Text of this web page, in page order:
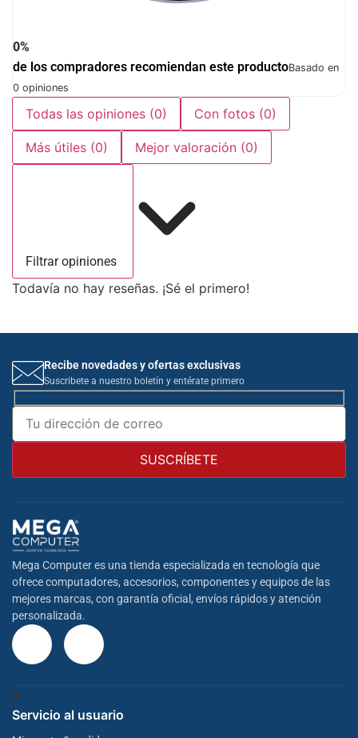
0%
de los compradores recomiendan este productoBasado en
0 opiniones
Todas las opiniones (0) Con fotos (0)
Más útiles (0) Mejor valoración (0)
Filtrar opiniones
Todavía no hay reseñas. ¡Sé el primero!
Recibe novedades y ofertas exclusivas
Suscribete a nuestro boletín y entérate primero
Mega Computer es una tienda especializada en tecnología que
ofrece computadores, accesorios, componentes y equipos de las
mejores marcas, con garantía oficial, envíos rápidos y atención
personalizada.
Servicio al usuario